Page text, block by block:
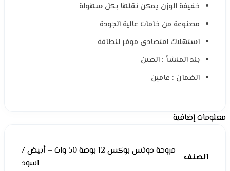
خفيفة الوزن يمكن نقلها بكل سهولة
مصنوعة من خامات عالية الجودة
استهلاك اقتصادي موفر للطاقة
بلد المنشأ : الصين
الضمان : عامين
معلومات إضافية
الصنف
مروحة دوتس بوكس 12 بوصة 50 وات – أبيض /
اسود